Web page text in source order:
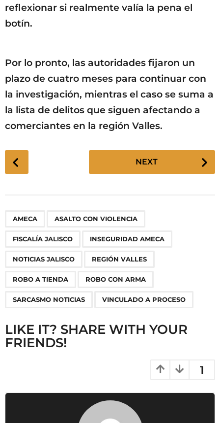
reflexionar si realmente valía la pena el
botín.
Por lo pronto, las autoridades fijaron un
plazo de cuatro meses para continuar con
la investigación, mientras el caso se suma a
la lista de delitos que siguen afectando a
comerciantes en la región Valles.
P
o
n
NEXT
AMECA ASALTO CON VIOLENCIA
FISCALÍA JALISCO INSEGURIDAD AMECA
NOTICIAS JALISCO REGIÓN VALLES
ROBO A TIENDA ROBO CON ARMA
SARCASMO NOTICIAS VINCULADO A PROCESO
LIKE IT? SHARE WITH YOUR
FRIENDS!
1